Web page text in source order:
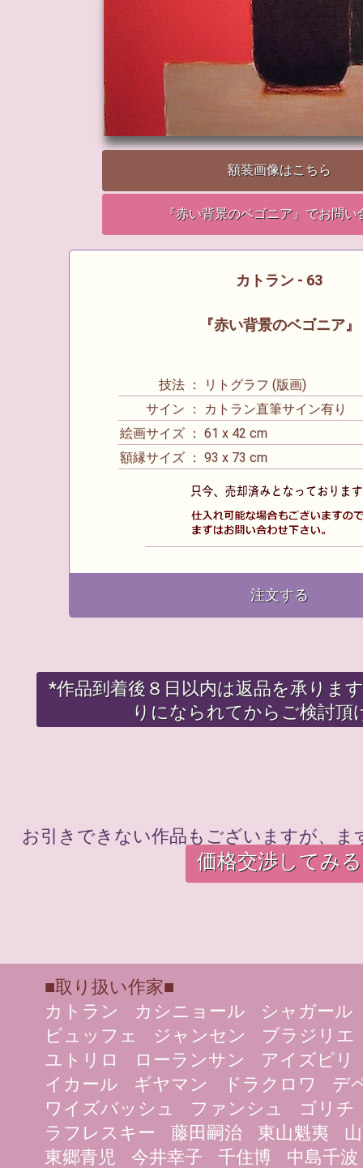
額装画像はこちら
『赤い背景のベゴニア』でお問い
カトラン - 63
『赤い背景のベゴニア』
技法 ： リトグラフ (版画)
サイン ： カトラン直筆サイン有り
絵画サイズ ： 61 x 42 cm
額縁サイズ ： 93 x 73 cm
注文する
*作品到着後８日以内は返品を承りま
りになられてからご検討頂
お引きできない作品もございますが、
価格交渉してみる
■取り扱い作家■
カトラン
カシニョール
シャガール
ビュッフェ
ジャンセン
ブラジリエ
ユトリロ
ローランサン
アイズピリ
イカール
ギヤマン ドラクロワ
デ
ワイズバッシュ
ファンシュ
ゴリチ
ラフレスキー
藤田嗣治 東山魁夷
東郷青児
今井幸子 千住博
中島千波